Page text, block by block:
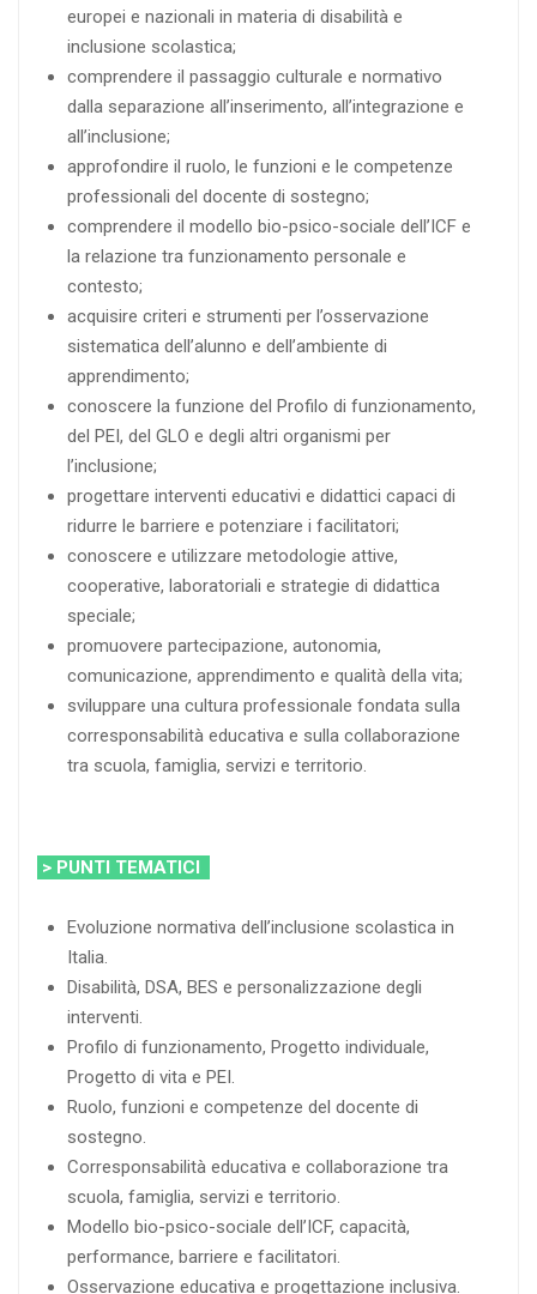
europei e nazionali in materia di disabilità e
inclusione scolastica;
comprendere il passaggio culturale e normativo
dalla separazione all’inserimento, all’integrazione e
all’inclusione;
approfondire il ruolo, le funzioni e le competenze
professionali del docente di sostegno;
comprendere il modello bio-psico-sociale dell’ICF e
la relazione tra funzionamento personale e
contesto;
acquisire criteri e strumenti per l’osservazione
sistematica dell’alunno e dell’ambiente di
apprendimento;
conoscere la funzione del Profilo di funzionamento,
del PEI, del GLO e degli altri organismi per
l’inclusione;
progettare interventi educativi e didattici capaci di
ridurre le barriere e potenziare i facilitatori;
conoscere e utilizzare metodologie attive,
cooperative, laboratoriali e strategie di didattica
speciale;
promuovere partecipazione, autonomia,
comunicazione, apprendimento e qualità della vita;
sviluppare una cultura professionale fondata sulla
corresponsabilità educativa e sulla collaborazione
tra scuola, famiglia, servizi e territorio.
> PUNTI TEMATICI
Evoluzione normativa dell’inclusione scolastica in
Italia.
Disabilità, DSA, BES e personalizzazione degli
interventi.
Profilo di funzionamento, Progetto individuale,
Progetto di vita e PEI.
Ruolo, funzioni e competenze del docente di
sostegno.
Corresponsabilità educativa e collaborazione tra
scuola, famiglia, servizi e territorio.
Modello bio-psico-sociale dell’ICF, capacità,
performance, barriere e facilitatori.
Osservazione educativa e progettazione inclusiva.